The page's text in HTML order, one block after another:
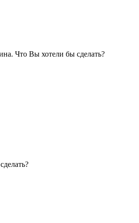
Что Вы хотели бы сделать?